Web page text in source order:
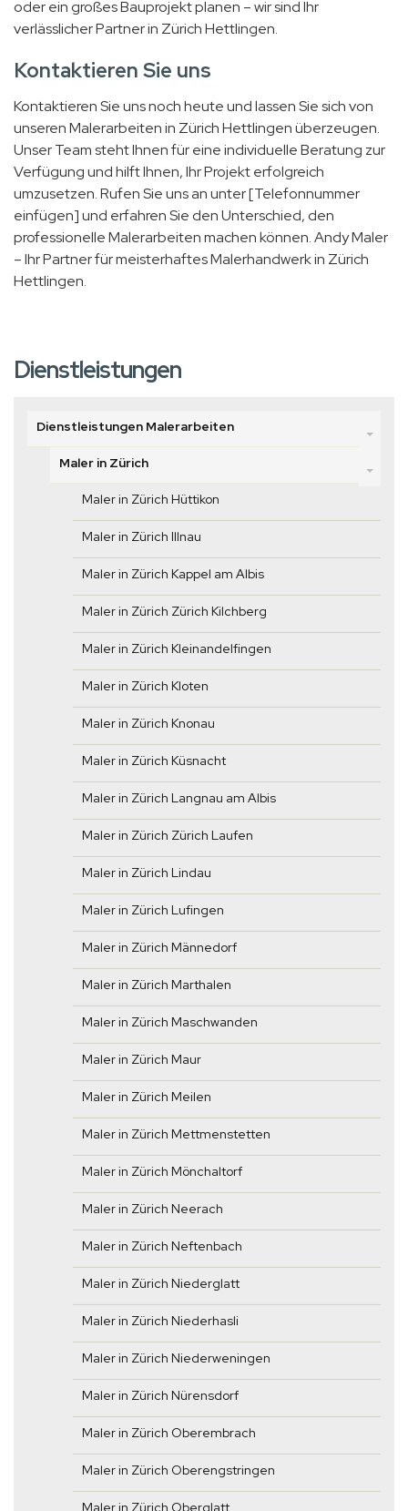
oder ein großes Bauprojekt planen – wir sind Ihr
verlässlicher Partner in Zürich Hettlingen.
Kontaktieren Sie uns
Kontaktieren Sie uns noch heute und lassen Sie sich von
unseren Malerarbeiten in Zürich Hettlingen überzeugen.
Unser Team steht Ihnen für eine individuelle Beratung zur
Verfügung und hilft Ihnen, Ihr Projekt erfolgreich
umzusetzen. Rufen Sie uns an unter [Telefonnummer
einfügen] und erfahren Sie den Unterschied, den
professionelle Malerarbeiten machen können. Andy Maler
– Ihr Partner für meisterhaftes Malerhandwerk in Zürich
Hettlingen.
Dienstleistungen
Dienstleistungen Malerarbeiten
Maler in Zürich
Maler in Zürich Hüttikon
Maler in Zürich Illnau
Maler in Zürich Kappel am Albis
Maler in Zürich Zürich Kilchberg
Maler in Zürich Kleinandelfingen
Maler in Zürich Kloten
Maler in Zürich Knonau
Maler in Zürich Küsnacht
Maler in Zürich Langnau am Albis
Maler in Zürich Zürich Laufen
Maler in Zürich Lindau
Maler in Zürich Lufingen
Maler in Zürich Männedorf
Maler in Zürich Marthalen
Maler in Zürich Maschwanden
Maler in Zürich Maur
Maler in Zürich Meilen
Maler in Zürich Mettmenstetten
Maler in Zürich Mönchaltorf
Maler in Zürich Neerach
Maler in Zürich Neftenbach
Maler in Zürich Niederglatt
Maler in Zürich Niederhasli
Maler in Zürich Niederweningen
Maler in Zürich Nürensdorf
Maler in Zürich Oberembrach
Maler in Zürich Oberengstringen
Maler in Zürich Oberglatt